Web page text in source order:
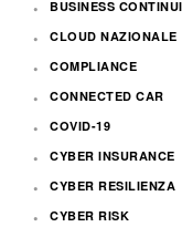
BUSINESS
CLOUD NAZIONALE
COMPLIANCE
CONNECTED CAR
COVID-19
CYBER INSURANCE
CYBER RESILIENZA
CYBER RISK